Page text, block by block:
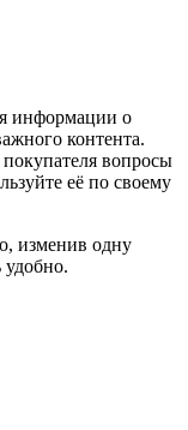
информации о
контента.
вопросы
её по своему
изменив одну
удобно.